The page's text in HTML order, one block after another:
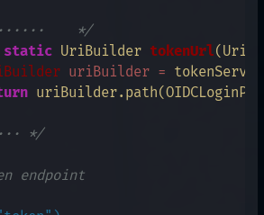
*/
static UriBuilder tokenUrl
uriBuilder =
*/
endpoint